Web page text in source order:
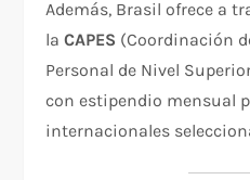
Además, Brasil ofrece a
laCAPES (Coordinación
Personal de Nivel
con estipendio mensual
internacionales